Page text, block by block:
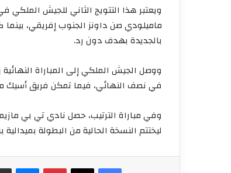
ماميلودي صن داونز الجنوب إفريقي،
بالجديدة بهدف دون رد.
في نصف النهائي، فيما تمكن فريق أسيك
ليختتم النسخة الحالية من البطولة
فيسبوك
‫X بينتيريست